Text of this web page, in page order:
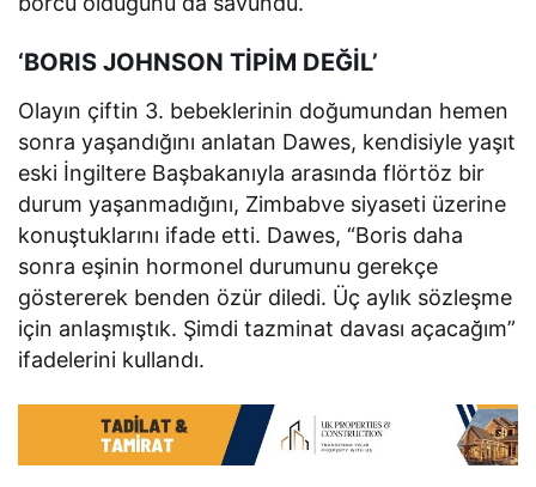
‘BORIS JOHNSON TİPİM DEĞİL’
Olayın çiftin 3. bebeklerinin doğumundan hemen
sonra yaşandığını anlatan Dawes, kendisiyle yaşıt
eski İngiltere Başbakanıyla arasında flörtöz bir
durum yaşanmadığını, Zimbabve siyaseti üzerine
konuştuklarını ifade etti. Dawes, “Boris daha
sonra eşinin hormonel durumunu gerekçe
göstererek benden özür diledi. Üç aylık sözleşme
için anlaşmıştık. Şimdi tazminat davası açacağım”
ifadelerini kullandı.